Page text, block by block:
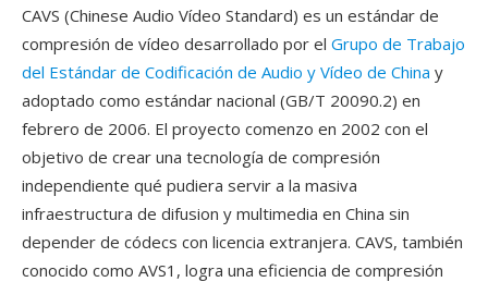
CAVS (Chinese Audio Vídeo Standard) es un estándar de
compresión de vídeo desarrollado por el Grupo de Trabajo
del Estándar de Codificación de Audio y Vídeo de China y
adoptado como estándar nacional (GB/T 20090.2) en
febrero de 2006. El proyecto comenzo en 2002 con el
objetivo de crear una tecnología de compresión
independiente qué pudiera servir a la masiva
infraestructura de difusion y multimedia en China sin
depender de códecs con licencia extranjera. CAVS, también
conocido como AVS1, logra una eficiencia de compresión